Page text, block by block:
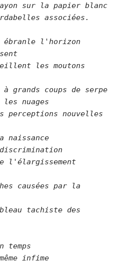
sur la papier
ébranle l'horizon
les moutons
à grands coups de
les nuages
perceptions
naissance
l'élargissement
causées par la
tachiste des
temps
infime